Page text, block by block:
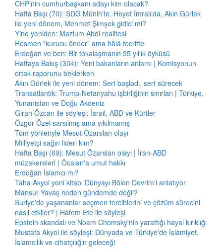
CHP'nin cumhurbaşkanı adayı kim olacak?
Hafta Başı (70): SDG Münih’te, Heyet İmralı’da, Akın Gürlek
ile yeni dönem, Mehmet Şimşek gidici mi?
Yine yeniden: Mazlum Abdi realitesi
Resmen "kurucu önder" ama hâlâ tecritte
Erdoğan ve ben: Bir tokalaşmanın 35 yıllık öyküsü
Haftaya Bakış (304): Yeni bakanların anlamı | Komisyonun
ortak raporunu beklerken
Akın Gürlek ile yeni dönem: Sert başladı, sert sürecek
Transatlantik: Trump-Netanyahu işbirliğinin sınırları | Türkiye,
Yunanistan ve Doğu Akdeniz
Gıran Özcan ile söyleşi: İsrail, ABD ve Kürtler
Özgür Özel sarsılmış ama yıkılmamış
Tüm yönleriyle Mesut Özarslan olayı
Milliyetçi sağın lideri kim?
Hafta Başı (69): Mesut Özarslan olayı | İran-ABD
müzakereleri | Öcalan'a umut hakkı
Erdoğan İslamcı mı?
Taha Akyol yeni kitabı Dünyayı Bölen Devrim'i anlatıyor
Mansur Yavaş neden gündemde değil?
Suriye'de yaşananlar seçmen tercihlerini ve çözüm sürecini
nasıl etkiler? | Hatem Ete ile söyleşi
Epstein skandalı ve Noam Chomsky'nin yarattığı hayal kırıklığı
Mustafa Akyol ile söyleşi: Dünyada ve Türkiye'de İslamiyet,
İslamcılık ve cihatçılığın geleceği